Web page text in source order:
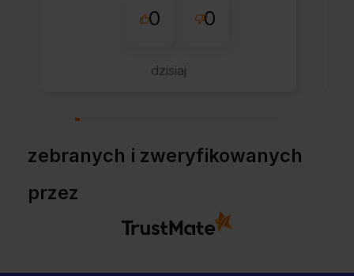
0 0
dzisiaj
zebranych i zweryfikowanych
przez